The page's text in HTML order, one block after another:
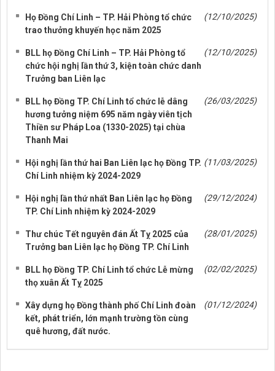
Họ Đồng Chí Linh – TP. Hải Phòng tổ chức
trao thưởng khuyến học năm 2025
(12/10/2025)
BLL họ Đồng Chí Linh – TP. Hải Phòng tổ
chức hội nghị lần thứ 3, kiện toàn chức danh
Trưởng ban Liên lạc
(12/10/2025)
BLL họ Đồng TP. Chí Linh tổ chức lễ dâng
hương tưởng niệm 695 năm ngày viên tịch
Thiền sư Pháp Loa (1330-2025) tại chùa
Thanh Mai
(26/03/2025)
Hội nghị lần thứ hai Ban Liên lạc họ Đồng TP.
Chí Linh nhiệm kỳ 2024-2029
(11/03/2025)
Hội nghị lần thứ nhất Ban Liên lạc họ Đồng
TP. Chí Linh nhiệm kỳ 2024-2029
(29/12/2024)
Thư chúc Tết nguyên đán Ất Tỵ 2025 của
Trưởng ban Liên lạc họ Đồng TP. Chí Linh
(28/01/2025)
BLL họ Đồng TP. Chí Linh tổ chức Lễ mừng
thọ xuân Ất Tỵ 2025
(02/02/2025)
Xây dựng họ Đồng thành phố Chí Linh đoàn
kết, phát triển, lớn mạnh trường tồn cùng
quê hương, đất nước.
(01/12/2024)